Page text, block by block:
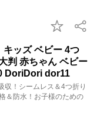
キッズ ベビー 4つ
判 赤ちゃん ベビー
DoriDori dor11
！シームレス＆4つ折り
＆防水！お子様のための